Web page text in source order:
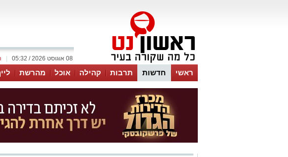
08 אוגוסט 2026 / 05:32
ראשי חדשות תרבות קהילה אוכל מהרשת